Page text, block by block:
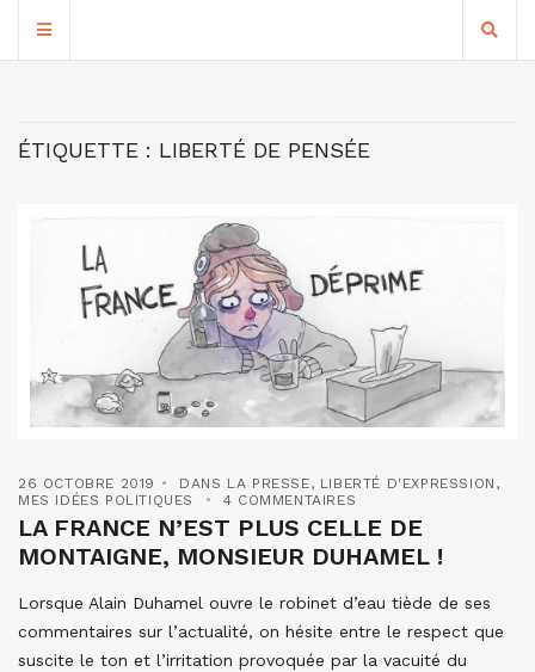
ÉTIQUETTE : LIBERTÉ DE PENSÉE
26 OCTOBRE 2019 DANS LA PRESSE, LIBERTÉ D'EXPRESSION ,
MES IDÉES POLITIQUES
4 COMMENTAIRES
LA FRANCE N’EST PLUS CELLE DE
MONTAIGNE, MONSIEUR DUHAMEL !
Lorsque Alain Duhamel ouvre le robinet d’eau tiède de ses
commentaires sur l’actualité, on hésite entre le respect que
suscite le ton et l’irritation provoquée par la vacuité du